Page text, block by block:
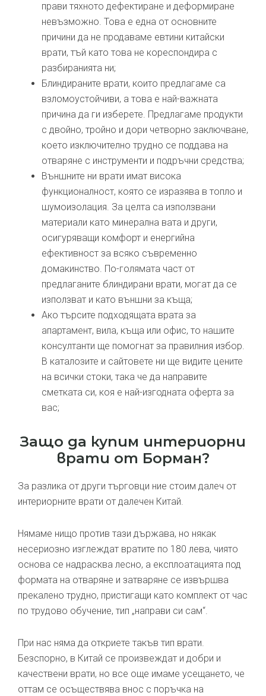
прави тяхното дефектиране и деформиране
невъзможно. Това е една от основните
причини да не продаваме евтини китайски
врати, тъй като това не кореспондира с
разбиранията ни;
Блиндираните врати, които предлагаме са
взломоустойчиви, а това е най-важната
причина да ги изберете. Предлагаме продукти
с двойно, тройно и дори четворно заключване,
което изключително трудно се поддава на
отваряне с инструменти и подръчни средства;
Външните ни врати имат висока
функционалност, която се изразява в топло и
шумоизолация. За целта са използвани
материали като минерална вата и други,
осигуряващи комфорт и енергийна
ефективност за всяко съвременно
домакинство. По-голямата част от
предлаганите блиндирани врати, могат да се
използват и като външни за къща;
Ако търсите подходящата врата за
апартамент, вила, къща или офис, то нашите
консултанти ще помогнат за правилния избор.
В каталозите и сайтовете ни ще видите цените
на всички стоки, така че да направите
сметката си, коя е най-изгодната оферта за
вас;
Защо да купим интериорни
врати от Борман?
За разлика от други търговци ние стоим далеч от
интериорните врати от далечен Китай.
Нямаме нищо против тази държава, но някак
несериозно изглеждат вратите по 180 лева, чиято
основа се надрасква лесно, а експлоатацията под
формата на отваряне и затваряне се извършва
прекалено трудно, пристигащи като комплект от час
по трудово обучение, тип „направи си сам“.
При нас няма да откриете такъв тип врати.
Безспорно, в Китай се произвеждат и добри и
качествени врати, но все още имаме усещането, че
оттам се осъществява внос с поръчка на